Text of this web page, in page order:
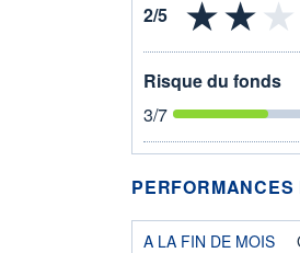
Risque du fonds
3/7
PERFORMANCES
A LA FIN DE MOIS